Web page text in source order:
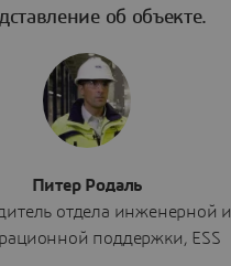
об объекте.
Питер Родаль
отдела инженерной и
поддержки, ESS